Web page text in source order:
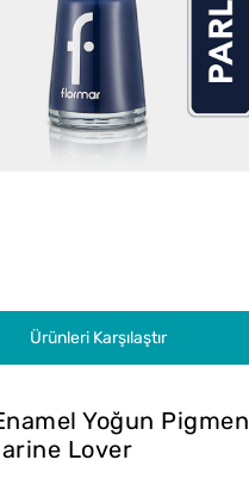
Ürünleri Karşılaştır
Yoğun
Lover